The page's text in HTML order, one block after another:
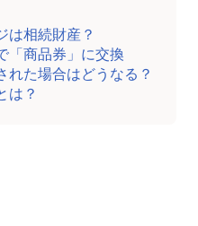
は相続財産？
「商品券」に交換
れた場合はどうなる？
は？